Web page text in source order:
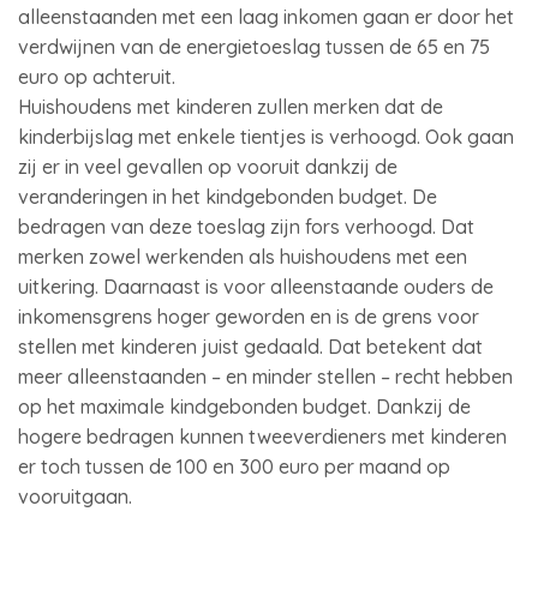
alleenstaanden met een laag inkomen gaan er door het
verdwijnen van de energietoeslag tussen de 65 en 75
euro op achteruit.
Huishoudens met kinderen zullen merken dat de
kinderbijslag met enkele tientjes is verhoogd. Ook gaan
zij er in veel gevallen op vooruit dankzij de
veranderingen in het kindgebonden budget. De
bedragen van deze toeslag zijn fors verhoogd. Dat
merken zowel werkenden als huishoudens met een
uitkering. Daarnaast is voor alleenstaande ouders de
inkomensgrens hoger geworden en is de grens voor
stellen met kinderen juist gedaald. Dat betekent dat
meer alleenstaanden – en minder stellen – recht hebben
op het maximale kindgebonden budget. Dankzij de
hogere bedragen kunnen tweeverdieners met kinderen
er toch tussen de 100 en 300 euro per maand op
vooruitgaan.